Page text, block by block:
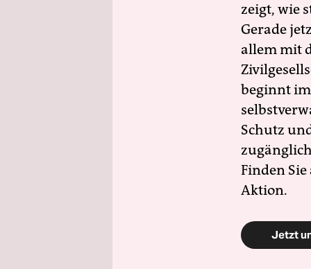
zeigt, wie
Gerade
allem mit
beginnt
Schutz
Finden
Aktion.
Jetzt